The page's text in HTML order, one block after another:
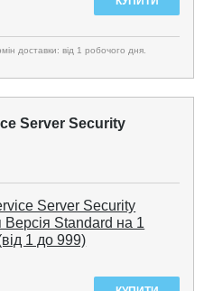
доставки: від 1 робочого дня.
Server Security
Server Security
Standard на 1
(від 1 до 999)